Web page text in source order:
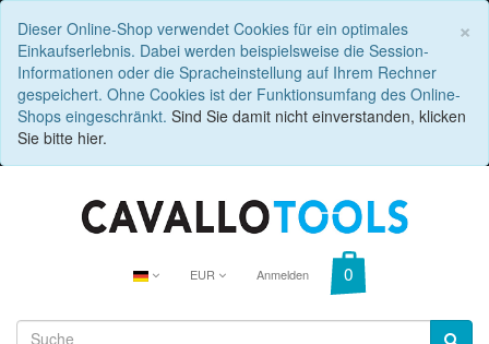
×
Dieser Online-Shop verwendet Cookies für ein optimales
Einkaufserlebnis. Dabei werden beispielsweise die Session-
Informationen oder die Spracheinstellung auf Ihrem Rechner
gespeichert. Ohne Cookies ist der Funktionsumfang des Online-
Shops eingeschränkt. Sind Sie damit nicht einverstanden, klicken
Sie bitte hier.
EUR Anmelden